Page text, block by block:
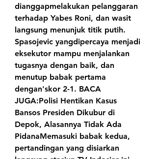
dianggapmelakukan pelanggaran
terhadap Yabes Roni, dan wasit
langsung menunjuk titik putih.
Spasojevic yangdipercaya menjadi
eksekutor mampu menjalankan
tugasnya dengan baik, dan
menutup babak pertama
dengan'skor 2-1. BACA
JUGA:Polisi Hentikan Kasus
Bansos Presiden Dikubur di
Depok, Alasannya Tidak Ada
PidanaMemasuki babak kedua,
pertandingan yang disiarkan